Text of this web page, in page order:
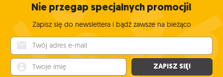
Nie przegap specjalnych promocji!
Zapisz się do newslettera i bądź zawsze na bieżąco
ZAPISZ SIĘ!